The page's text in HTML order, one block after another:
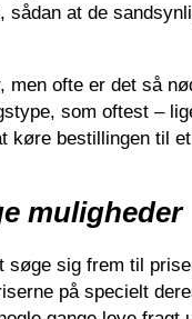
at de
ofte er det så
som oftest –
bestillingen til
muligheder
sig frem til
på specielt